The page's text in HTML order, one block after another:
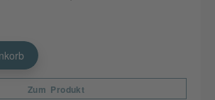
Zum Produkt